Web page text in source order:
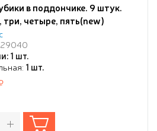
в поддончике. 9 штук.
три, четыре, пять(new)
29040
1 шт.
1 шт.